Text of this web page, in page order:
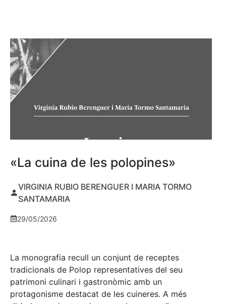
«La cuina de les polopines»
VIRGINIA RUBIO BERENGUER I MARIA TORMO
SANTAMARIA
29/05/2026
La monografia recull un conjunt de receptes
tradicionals de Polop representatives del seu
patrimoni culinari i gastronòmic amb un
protagonisme destacat de les cuineres. A més